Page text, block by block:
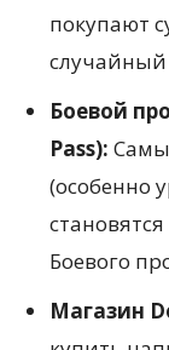
покупают
случайный
Боевой
Pass):
(особенно
Боевого
Магазин